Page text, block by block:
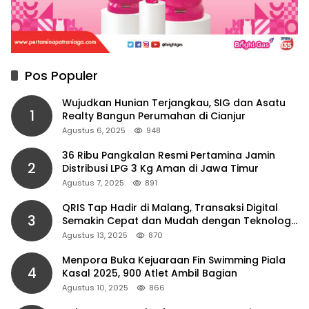
Pos Populer
1
Wujudkan Hunian Terjangkau, SIG dan Asatu
Realty Bangun Perumahan di Cianjur
Agustus 6, 2025 948
2
36 Ribu Pangkalan Resmi Pertamina Jamin
Distribusi LPG 3 Kg Aman di Jawa Timur
Agustus 7, 2025 891
3
QRIS Tap Hadir di Malang, Transaksi Digital
Semakin Cepat dan Mudah dengan Teknologi
NFC
Agustus 13, 2025 870
4
Menpora Buka Kejuaraan Fin Swimming Piala
Kasal 2025, 900 Atlet Ambil Bagian
Agustus 10, 2025 866